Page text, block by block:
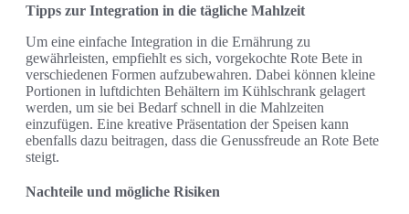
Tipps zur Integration in die tägliche Mahlzeit
Um eine einfache Integration in die Ernährung zu
gewährleisten, empfiehlt es sich, vorgekochte Rote Bete in
verschiedenen Formen aufzubewahren. Dabei können kleine
Portionen in luftdichten Behältern im Kühlschrank gelagert
werden, um sie bei Bedarf schnell in die Mahlzeiten
einzufügen. Eine kreative Präsentation der Speisen kann
ebenfalls dazu beitragen, dass die Genussfreude an Rote Bete
steigt.
Nachteile und mögliche Risiken